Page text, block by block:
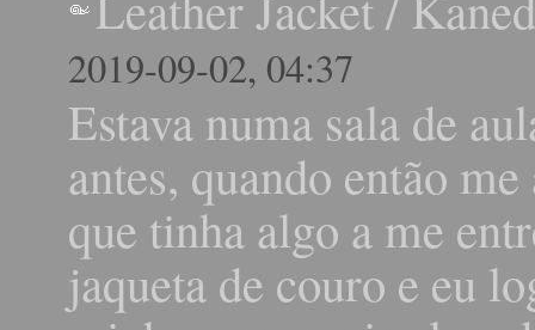
2019-09-02, 04:37
Estava numa sala de
antes, quando então
que tinha algo a me
jaqueta de couro e eu